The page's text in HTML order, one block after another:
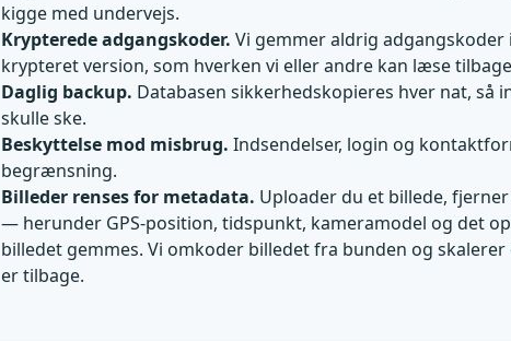
kigge med undervejs.
Krypterede adgangskoder. Vi gemmer aldrig
krypteret version, som hverken vi eller andre kan læse
Daglig backup. Databasen sikkerhedskopieres hver nat, så
skulle ske.
Beskyttelse mod misbrug. Indsendelser, login og
begrænsning.
Billeder renses for metadata. Uploader du et billede,
— herunder GPS-position, tidspunkt, kameramodel og det
billedet gemmes. Vi omkoder billedet fra bunden og
er tilbage.